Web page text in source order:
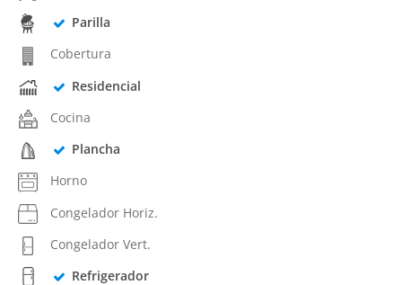
Parilla
Cobertura
Residencial
Cocina
Plancha
Horno
Congelador Horiz.
Congelador Vert.
Refrigerador